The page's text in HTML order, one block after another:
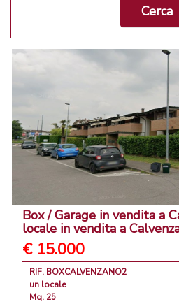
Cerca
Box / Garage in vendita a
locale in vendita a
€ 15.000
RIF. BOXCALVENZANO2
un locale
Mq. 25